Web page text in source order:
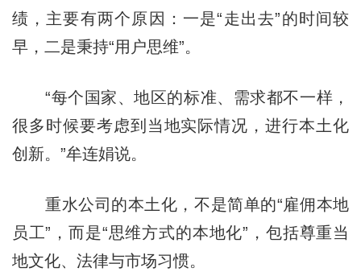
绩，主要有两个原因：一是“走出去”的时间较
早，二是秉持“用户思维”。
“每个国家、地区的标准、需求都不一样，
很多时候要考虑到当地实际情况，进行本土化
创新。”牟连娟说。
重水公司的本土化，不是简单的“雇佣本地
员工”，而是“思维方式的本地化”，包括尊重当
地文化、法律与市场习惯。